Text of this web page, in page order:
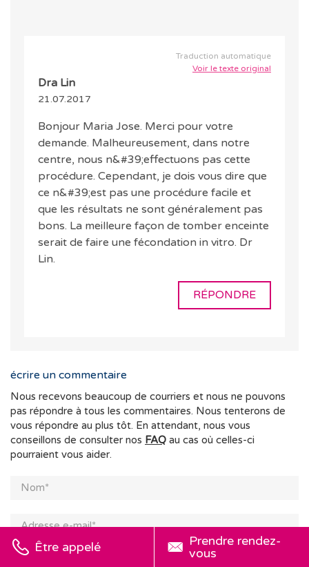
Traduction automatique
Voir le texte original
Dra Lin
21.07.2017
Bonjour Maria Jose. Merci pour votre
demande. Malheureusement, dans notre
centre, nous n&#39;effectuons pas cette
procédure. Cependant, je dois vous dire que
ce n&#39;est pas une procédure facile et
que les résultats ne sont généralement pas
bons. La meilleure façon de tomber enceinte
serait de faire une fécondation in vitro. Dr
Lin.
RÉPONDRE
écrire un commentaire
Nous recevons beaucoup de courriers et nous ne pouvons
pas répondre à tous les commentaires. Nous tenterons de
vous répondre au plus tôt. En attendant, nous vous
conseillons de consulter nos FAQ au cas où celles-ci
pourraient vous aider.
Être appelé
Prendre rendez-
vous